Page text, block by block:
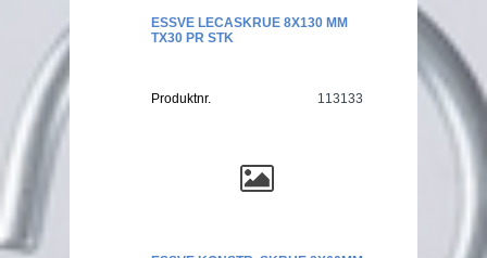
ESSVE LECASKRUE 8X130 MM
TX30 PR STK
Produktnr. 113133